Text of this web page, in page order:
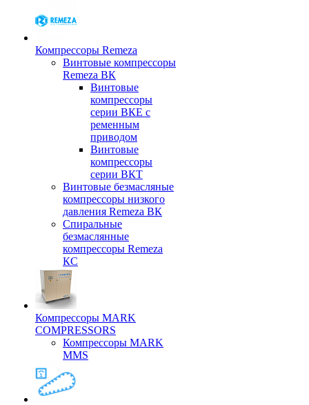
Компрессоры Remeza
Винтовые компрессоры
Remeza ВК
Винтовые
компрессоры
серии ВКЕ с
ременным
приводом
Винтовые
компрессоры
серии ВКТ
Винтовые безмасляные
компрессоры низкого
давления Remeza ВК
Спиральные
безмаслянные
компрессоры Remeza
КС
Компрессоры MARK
COMPRESSORS
Компрессоры MARK
MMS